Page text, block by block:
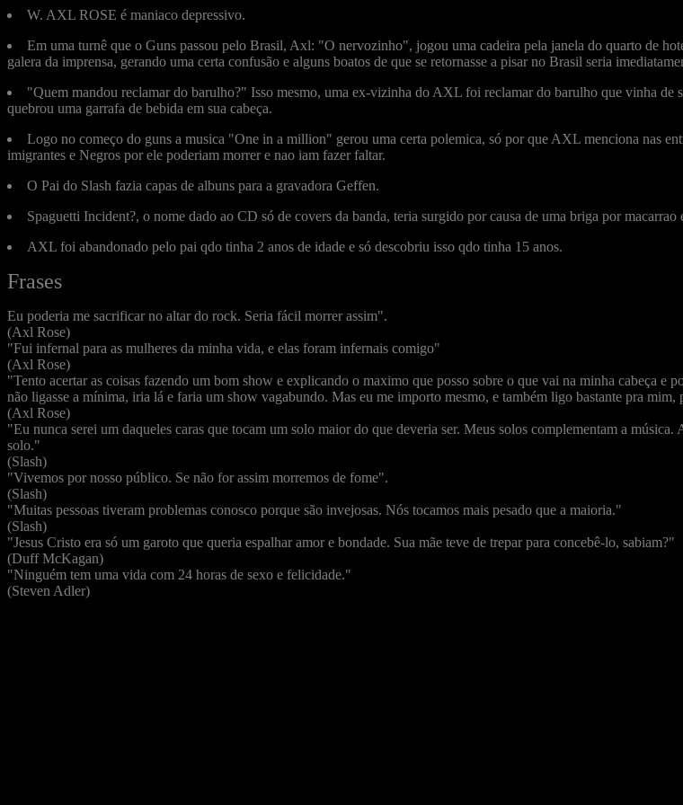
W. AXL ROSE é maniaco depressivo.
Em uma turnê que o Guns passou pelo Brasil, Axl: "O nervozinho", jogou uma cadeira pela janela do quarto de
galera da imprensa, gerando uma certa confusão e alguns boatos de que se retornasse a pisar no Brasil seria
"Quem mandou reclamar do barulho?" Isso mesmo, uma ex-vizinha do AXL foi reclamar do barulho que vinha
quebrou uma garrafa de bebida em sua cabeça.
Logo no começo do guns a musica "One in a million" gerou uma certa polemica, só por que AXL menciona nas
imigrantes e Negros por ele poderiam morrer e nao iam fazer faltar.
O Pai do Slash fazia capas de albuns para a gravadora Geffen.
Spaguetti Incident?, o nome dado ao CD só de covers da banda, teria surgido por causa de uma briga por macarrao
AXL foi abandonado pelo pai qdo tinha 2 anos de idade e só descobriu isso qdo tinha 15 anos.
Frases
Eu poderia me sacrificar no altar do rock. Seria fácil morrer assim".
(Axl Rose)
"Fui infernal para as mulheres da minha vida, e elas foram infernais comigo"
(Axl Rose)
"Tento acertar as coisas fazendo um bom show e explicando o maximo que posso sobre o que vai na minha cabeça e
não ligasse a mínima, iria lá e faria um show vagabundo. Mas eu me importo mesmo, e também ligo bastante pra mim,
(Axl Rose)
"Eu nunca serei um daqueles caras que tocam um solo maior do que deveria ser. Meus solos complementam a música.
solo."
(Slash)
"Vivemos por nosso público. Se não for assim morremos de fome".
(Slash)
"Muitas pessoas tiveram problemas conosco porque são invejosas. Nós tocamos mais pesado que a maioria."
(Slash)
"Jesus Cristo era só um garoto que queria espalhar amor e bondade. Sua mãe teve de trepar para concebê-lo, sabiam?"
(Duff McKagan)
"Ninguém tem uma vida com 24 horas de sexo e felicidade."
(Steven Adler)